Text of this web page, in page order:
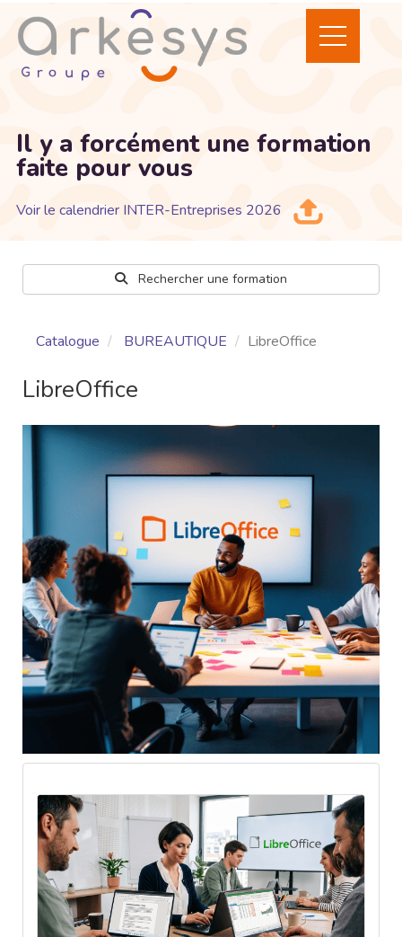
Il y a forcément une formation
faite pour vous
Voir le calendrier INTER-Entreprises 2026
Rechercher une formation
Catalogue BUREAUTIQUE LibreOffice
LibreOffice